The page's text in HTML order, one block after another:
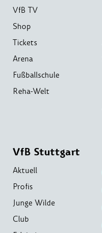
VfB TV
Shop
Tickets
Arena
Fußballschule
Reha-Welt
VfB Stuttgart
Aktuell
Profis
Junge Wilde
Club